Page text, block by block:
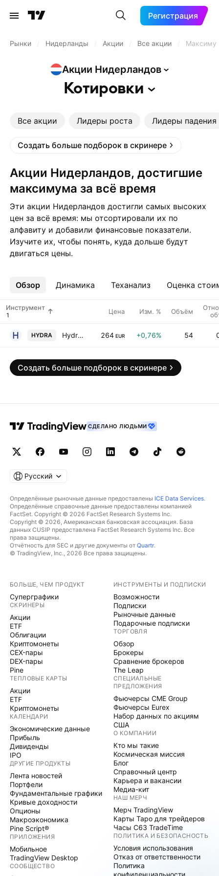
Регистрация
Рынки Нидерланды Акции Все акции
Акции Нидерландов
Котировки
Все акции Лидеры роста Лидеры падения
Создать больше подборок в скринере
Акции Нидерландов, достигшие
максимума за всё время
Эти акции Нидерландов достигли самых высоких
цен за всё время: мы отсортировали их по
алфавиту и добавили финансовые показатели.
Изучите их, чтобы понять, куда дольше будут
двигаться цены.
Обзор Динамика Теханализ Оценка
Ещё
Инструмент Цена Изм. % Объём
HYDRA Hydratec Industries NV 264 EUR +0,76% 54
Создать больше подборок в скринере
СДЕЛАНО ЛЮДЬМИ
Русский
Определённые рыночные данные предоставлены ICE Data Services.
Определённые справочные данные предоставлены компанией
FactSet. Copyright © 2026 FactSet Research Systems Inc.
Copyright © 2026, Американская банковская ассоциация. База
данных CUSIP предоставлена FactSet Research Systems Inc. Все
права защищены.
Отчётность для SEC и другие документы от Quartr.
© TradingView, Inc., 2026 Все права защищены.
БОЛЬШЕ, ЧЕМ ПРОДУКТ
Суперграфики
СКРИНЕРЫ
Акции
ETF
Облигации
Криптомонеты
CEX-пары
DEX-пары
Pine
ТЕПЛОВЫЕ КАРТЫ
Акции
ETF
Криптомонеты
КАЛЕНДАРИ
Экономические данные
Прибыль
Дивиденды
IPO
ДРУГИЕ ПРОДУКТЫ
Лента новостей
Портфели
Фундаментальные графики
Кривые доходности
Опционы
Макроэкономика
Pine Script®
ПРИЛОЖЕНИЯ
Мобильное
TradingView Desktop
СООБЩЕСТВО
ИНСТРУМЕНТЫ И ПОДПИСКИ
Возможности
Подписки
Рыночные данные
Подарочные подписки
ТОРГОВЛЯ
Обзор
Брокеры
Сравнение брокеров
The Leap
СПЕЦИАЛЬНЫЕ
ПРЕДЛОЖЕНИЯ
Фьючерсы CME Group
Фьючерсы Eurex
Набор данных по акциям
США
О КОМПАНИИ
Кто мы такие
Космическая миссия
Блог
Справочный центр
Карьера и вакансии
Медиа-кит
НАШ МЕРЧ
Мерч TradingView
Карты Таро для трейдеров
Часы C63 TradeTime
ПОЛИТИКА И БЕЗОПАСНОСТЬ
Условия использования
Отказ от ответственности
Политика
конфиденциальности